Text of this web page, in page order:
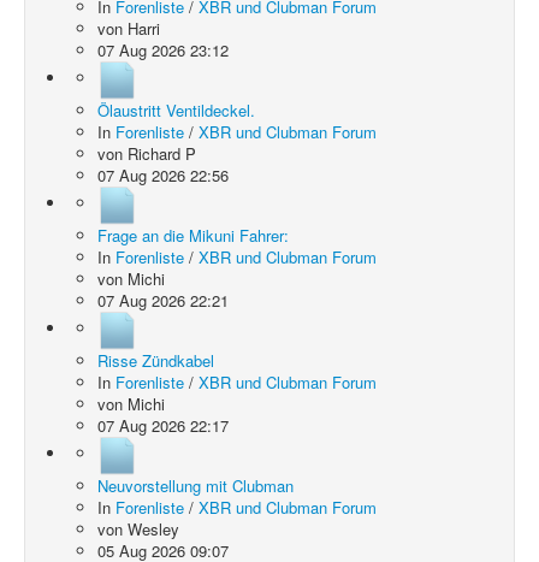
In Forenliste / XBR und Clubman Forum
von Harri
07 Aug 2026 23:12
Ölaustritt Ventildeckel.
In Forenliste / XBR und Clubman Forum
von Richard P
07 Aug 2026 22:56
Frage an die Mikuni Fahrer:
In Forenliste / XBR und Clubman Forum
von Michi
07 Aug 2026 22:21
Risse Zündkabel
In Forenliste / XBR und Clubman Forum
von Michi
07 Aug 2026 22:17
Neuvorstellung mit Clubman
In Forenliste / XBR und Clubman Forum
von Wesley
05 Aug 2026 09:07